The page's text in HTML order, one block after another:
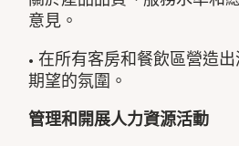
意見。
• 在所有客房和餐飲區營造
期望的氛圍。
管理和開展人力資源活動